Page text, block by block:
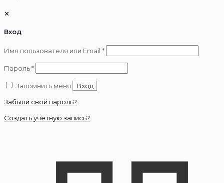
✕
Вход
Имя пользователя или Email *Обязательно
Пароль*Обязательно
Запомнить меня
Вход
Забыли свой пароль?
Создать учётную запись?